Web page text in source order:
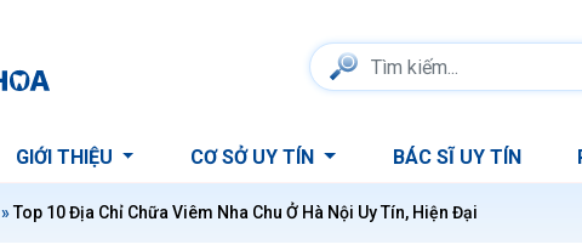
GIỚI THIỆU CƠ SỞ UY TÍN BÁC SĨ UY TÍN
»Top 10 Địa Chỉ Chữa Viêm Nha Chu Ở Hà Nội Uy Tín, Hiện Đại